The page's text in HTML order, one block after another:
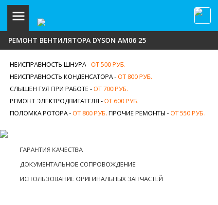
РЕМОНТ ВЕНТИЛЯТОРА DYSON АМ06 25
НЕИСПРАВНОСТЬ ШНУРА -ОТ 500 РУБ.
НЕИСПРАВНОСТЬ КОНДЕНСАТОРА -ОТ 800 РУБ.
СЛЫШЕН ГУЛ ПРИ РАБОТЕ -ОТ 700 РУБ.
РЕМОНТ ЭЛЕКТРОДВИГАТЕЛЯ -ОТ 600 РУБ.
ПОЛОМКА РОТОРА -ОТ 800 РУБ. ПРОЧИЕ РЕМОНТЫ -ОТ 550 РУБ.
ГАРАНТИЯ КАЧЕСТВА
ДОКУМЕНТАЛЬНОЕ СОПРОВОЖДЕНИЕ
ИСПОЛЬЗОВАНИЕ ОРИГИНАЛЬНЫХ ЗАПЧАСТЕЙ